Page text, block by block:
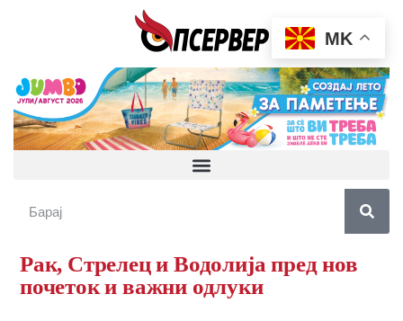
Рак, Стрелец и Водолија пред нов
почеток и важни одлуки
MK